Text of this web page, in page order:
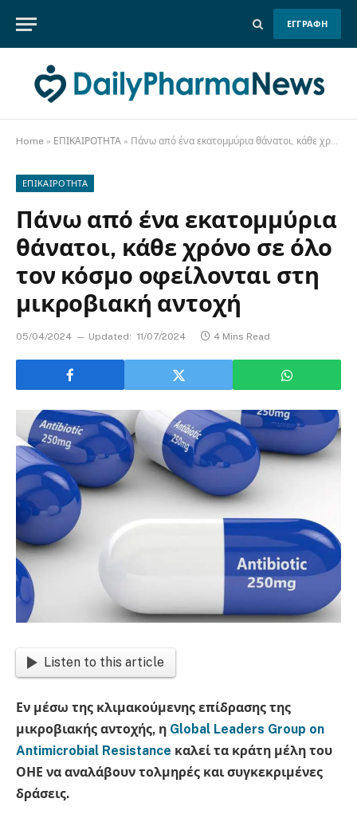
ΕΓΓΡΑΦΗ
Home » ΕΠΙΚΑΙΡΟΤΗΤΑ » Πάνω από ένα εκατομμύρια θάνατοι, κάθε χρόνο σε όλο τον κόσμο οφείλονται στη μικροβιακή αντοχή
ΕΠΙΚΑΙΡΟΤΗΤΑ
Πάνω από ένα εκατομμύρια
θάνατοι, κάθε χρόνο σε όλο
τον κόσμο οφείλονται στη
μικροβιακή αντοχή
05/04/2024 Updated: 11/07/2024 4 Mins Read
Listen to this article
Εν μέσω της κλιμακούμενης επίδρασης της
μικροβιακής αντοχής, η Global Leaders Group on
Antimicrobial Resistance καλεί τα κράτη μέλη του
ΟΗΕ να αναλάβουν τολμηρές και συγκεκριμένες
δράσεις.